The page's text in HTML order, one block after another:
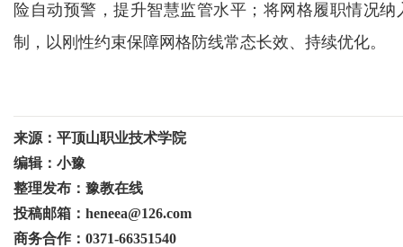
险自动预警，提升智慧监管水平；将网格履职情况
制，以刚性约束保障网格防线常态长效、持续优化。
来源：平顶山职业技术学院
编辑：小豫
整理发布：豫教在线
投稿邮箱：heneea@126.com
商务合作：0371-66351540